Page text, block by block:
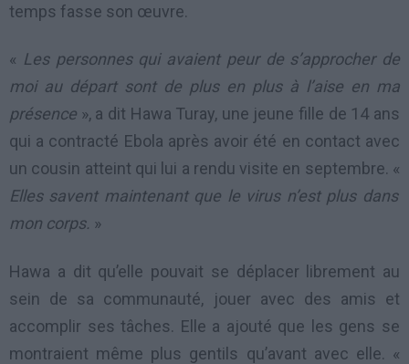
temps fasse son œuvre.
« Les personnes qui avaient peur de s’approcher de
moi au départ sont de plus en plus à l’aise en ma
présence », a dit Hawa Turay, une jeune fille de 14 ans
qui a contracté Ebola après avoir été en contact avec
un cousin atteint qui lui a rendu visite en septembre. «
Elles savent maintenant que le virus n’est plus dans
mon corps. »
Hawa a dit qu’elle pouvait se déplacer librement au
sein de sa communauté, jouer avec des amis et
accomplir ses tâches. Elle a ajouté que les gens se
montraient même plus gentils qu’avant avec elle. «